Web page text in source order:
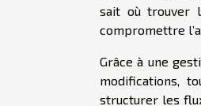
sait où trouver
compromettre
Grâce à une
modifications,
structurer les